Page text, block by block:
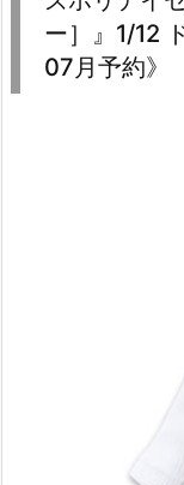
ー］』1/12
07月予約》